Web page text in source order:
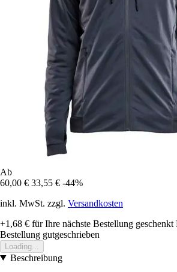
Ab
60,00 € 33,55 € -44%
inkl. MwSt. zzgl. Versandkosten
+1,68 € für Ihre nächste Bestellung geschenkt
Bestellung gutgeschrieben
Loading...
Beschreibung